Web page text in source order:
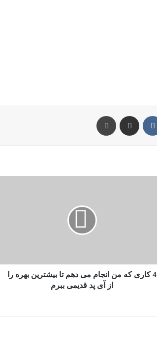
‫VKontakte اشتراک گذاری از طریق ایمیل
4 کاری که من انجام می دهم تا بیشترین بهره را
از آی پد قدیمی ببرم